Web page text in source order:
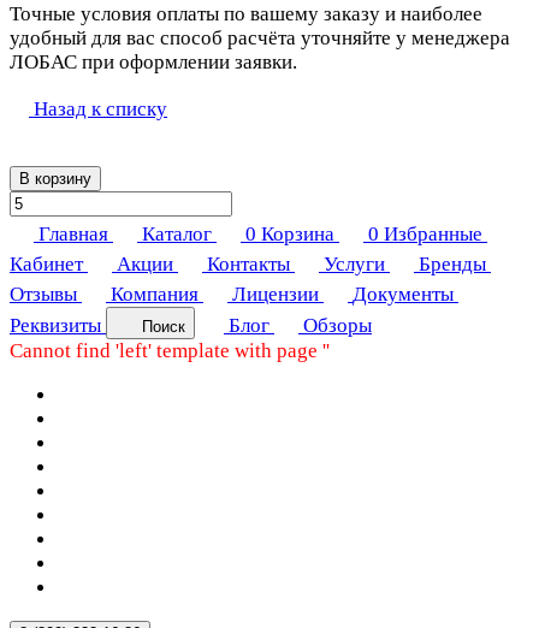
Точные условия оплаты по вашему заказу и наиболее
удобный для вас способ расчёта уточняйте у менеджера
ЛОБАС при оформлении заявки.
Назад к списку
В корзину
Главная Каталог 0 Корзина 0 Избранные
Кабинет
Акции Контакты Услуги
Бренды
Отзывы
Компания Лицензии
Документы
Реквизиты
Поиск Блог
Обзоры
Cannot find 'left' template with page ''